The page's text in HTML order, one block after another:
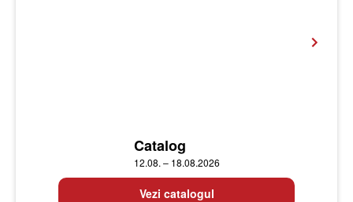
Catalog
12.08. – 18.08.2026
Vezi catalogul